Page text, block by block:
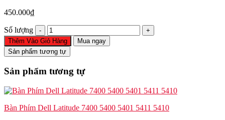
450.000₫
Số lượng
Bàn
phím
original
Dell
9500
9520
9710
Thêm Vào Giỏ Hàng
Mua ngay
Sản phẩm tương tự
Sản phẩm tương tự
Bàn Phím Dell Latitude 7400 5400 5401 5411 5410